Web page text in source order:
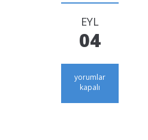
EYL
04
Vergi
Usul
yorumlar
kapalı